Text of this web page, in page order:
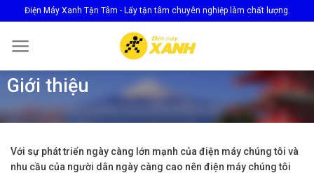
to
content
Điện Máy Xanh Tận Tâm - Lấy tận tâm chuyên nghiệp làm chất lượng.
Giới thiệu
Với sự phát triển ngày càng lớn mạnh của điện máy chúng tôi và
nhu cầu của người dân ngày càng cao nên điện máy chúng tôi